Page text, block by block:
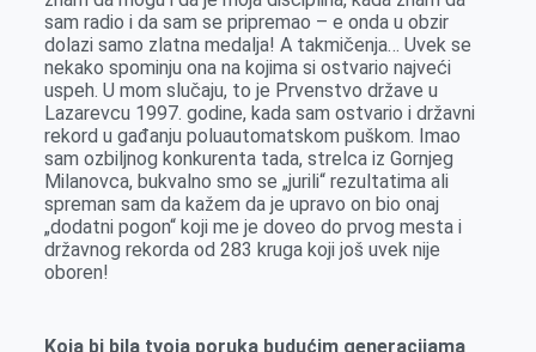
sam radio i da sam se pripremao – e onda u obzir
dolazi samo zlatna medalja! A takmičenja… Uvek se
nekako spominju ona na kojima si ostvario najveći
uspeh. U mom slučaju, to je Prvenstvo države u
Lazarevcu 1997. godine, kada sam ostvario i državni
rekord u gađanju poluautomatskom puškom. Imao
sam ozbiljnog konkurenta tada, strelca iz Gornjeg
Milanovca, bukvalno smo se „jurili“ rezultatima ali
spreman sam da kažem da je upravo on bio onaj
„dodatni pogon“ koji me je doveo do prvog mesta i
državnog rekorda od 283 kruga koji još uvek nije
oboren!
Koja bi bila tvoja poruka budućim generacijama